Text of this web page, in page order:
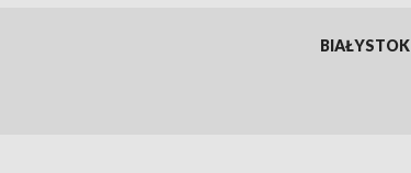
BIAŁYSTOK